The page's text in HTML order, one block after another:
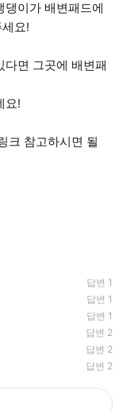
댕이가 배변패드에
요!
다면 그곳에 배변패
요!
크 참고하시면 될
답변 1
답변 1
답변 1
답변 2
답변 2
답변 2